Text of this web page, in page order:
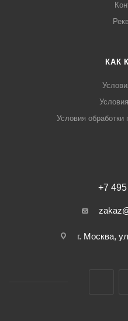
КАК
Условия
+7
г. Москва,